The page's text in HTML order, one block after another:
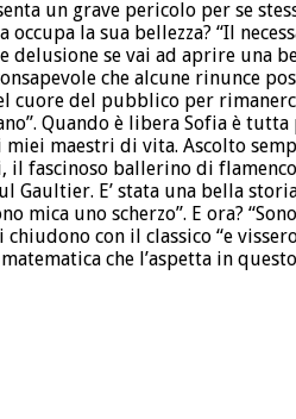
un grave pericolo per se
la sua bellezza? “Il
se vai ad aprire una
che alcune rinunce
cuore del pubblico per
Quando è libera Sofia è
maestri di vita. Ascolto
il fascinoso ballerino di
E’ stata una bella
uno scherzo”. E ora?
con il classico “e
che l’aspetta in